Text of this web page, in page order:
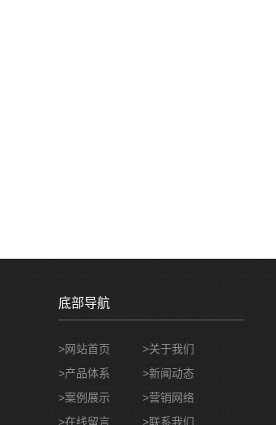
底部导航
>网站首页 >关于我们
>产品体系 >新闻动态
>案例展示 >营销网络
>在线留言 >联系我们